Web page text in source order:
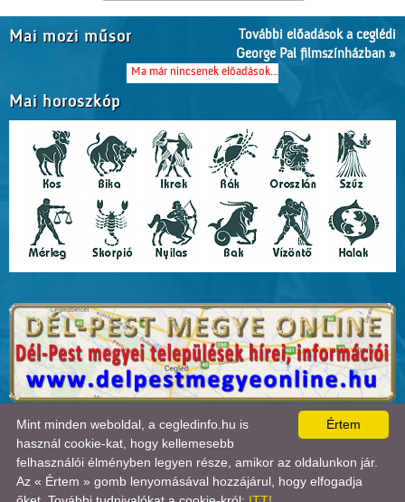
Mai mozi műsor
További előadások a ceglédi
George Pal filmszínházban »
Ma már nincsenek előadások...
Mai horoszkóp
A lap0.019 másodperc alatt készült el. | Copyright 2026 © Cegledinfo
, design by:
ÍRJON NEKÜNK! |OLDALTÉRKÉP IMPRESSZUM
A látogatók száma 2018.11.11-től:22710542| Ebben a hónapban:
jelenleg: 2|Statisztika

Értem
Mint minden weboldal, a cegledinfo.hu is
használ cookie-kat, hogy kellemesebb
felhasználói élményben legyen része, amikor az oldalunkon jár.
Az « Értem » gomb lenyomásával hozzájárul, hogy elfogadja